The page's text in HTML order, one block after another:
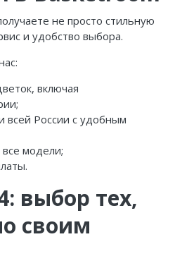
не просто стильную
и удобство выбора.
включая
всей России с удобным
модели;
выбор тех,
своим